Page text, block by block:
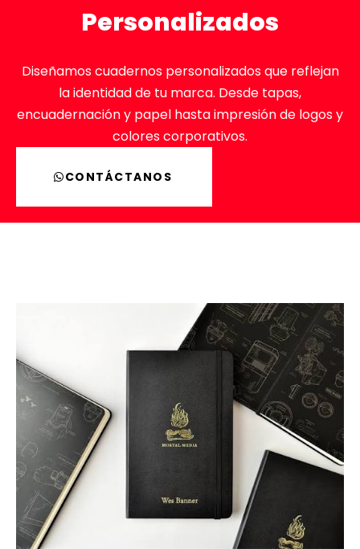
Personalizados
Diseñamos cuadernos personalizados que reflejan
la identidad de tu marca. Desde tapas,
encuadernación y papel hasta impresión de logos y
colores corporativos.
CONTÁCTANOS